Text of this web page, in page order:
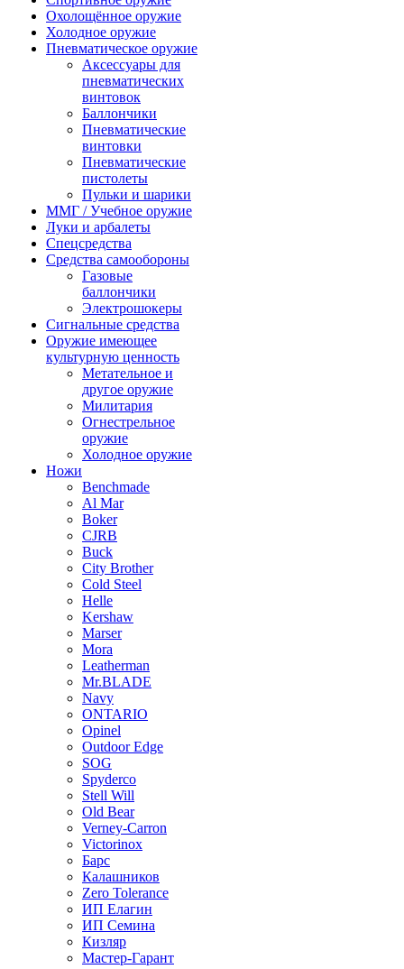
Охолощённое оружие
Холодное оружие
Пневматическое оружие
Аксессуары для
пневматических
винтовок
Баллончики
Пневматические
винтовки
Пневматические
пистолеты
Пульки и шарики
ММГ / Учебное оружие
Луки и арбалеты
Спецсредства
Средства самообороны
Газовые
баллончики
Электрошокеры
Сигнальные средства
Оружие имеющее
культурную ценность
Метательное и
другое оружие
Милитария
Огнестрельное
оружие
Холодное оружие
Ножи
Benchmade
Al Mar
Boker
CJRB
Buck
City Brother
Cold Steel
Helle
Kershaw
Marser
Mora
Leatherman
Mr.BLADE
Navy
ONTARIO
Opinel
Outdoor Edge
SOG
Spyderco
Stell Will
Old Bear
Verney-Carron
Victorinox
Барс
Калашников
Zero Tolerance
ИП Елагин
ИП Семина
Кизляр
Мастер-Гарант